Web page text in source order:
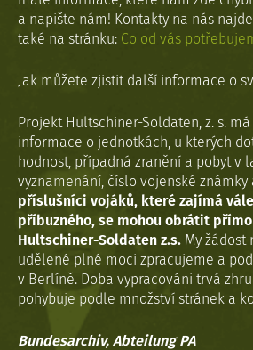
a napište nám! Kontakty na nás
také na stránku: Co od vás
Jak můžete zjistit další informace o
Projekt Hultschiner-Soldaten, z. s.
informace o jednotkách, u kterých
hodnost, případná zranění a pobyt v
vyznamenání, číslo vojenské známky
příslušníci vojáků, které zajímá
příbuzného, se mohou obrátit
Hultschiner-Soldaten z.s. My žádost
udělené plné moci zpracujeme a
v Berlíně. Doba vypracováni trvá
pohybuje podle množství stránek a
Bundesarchiv, Abteilung PA